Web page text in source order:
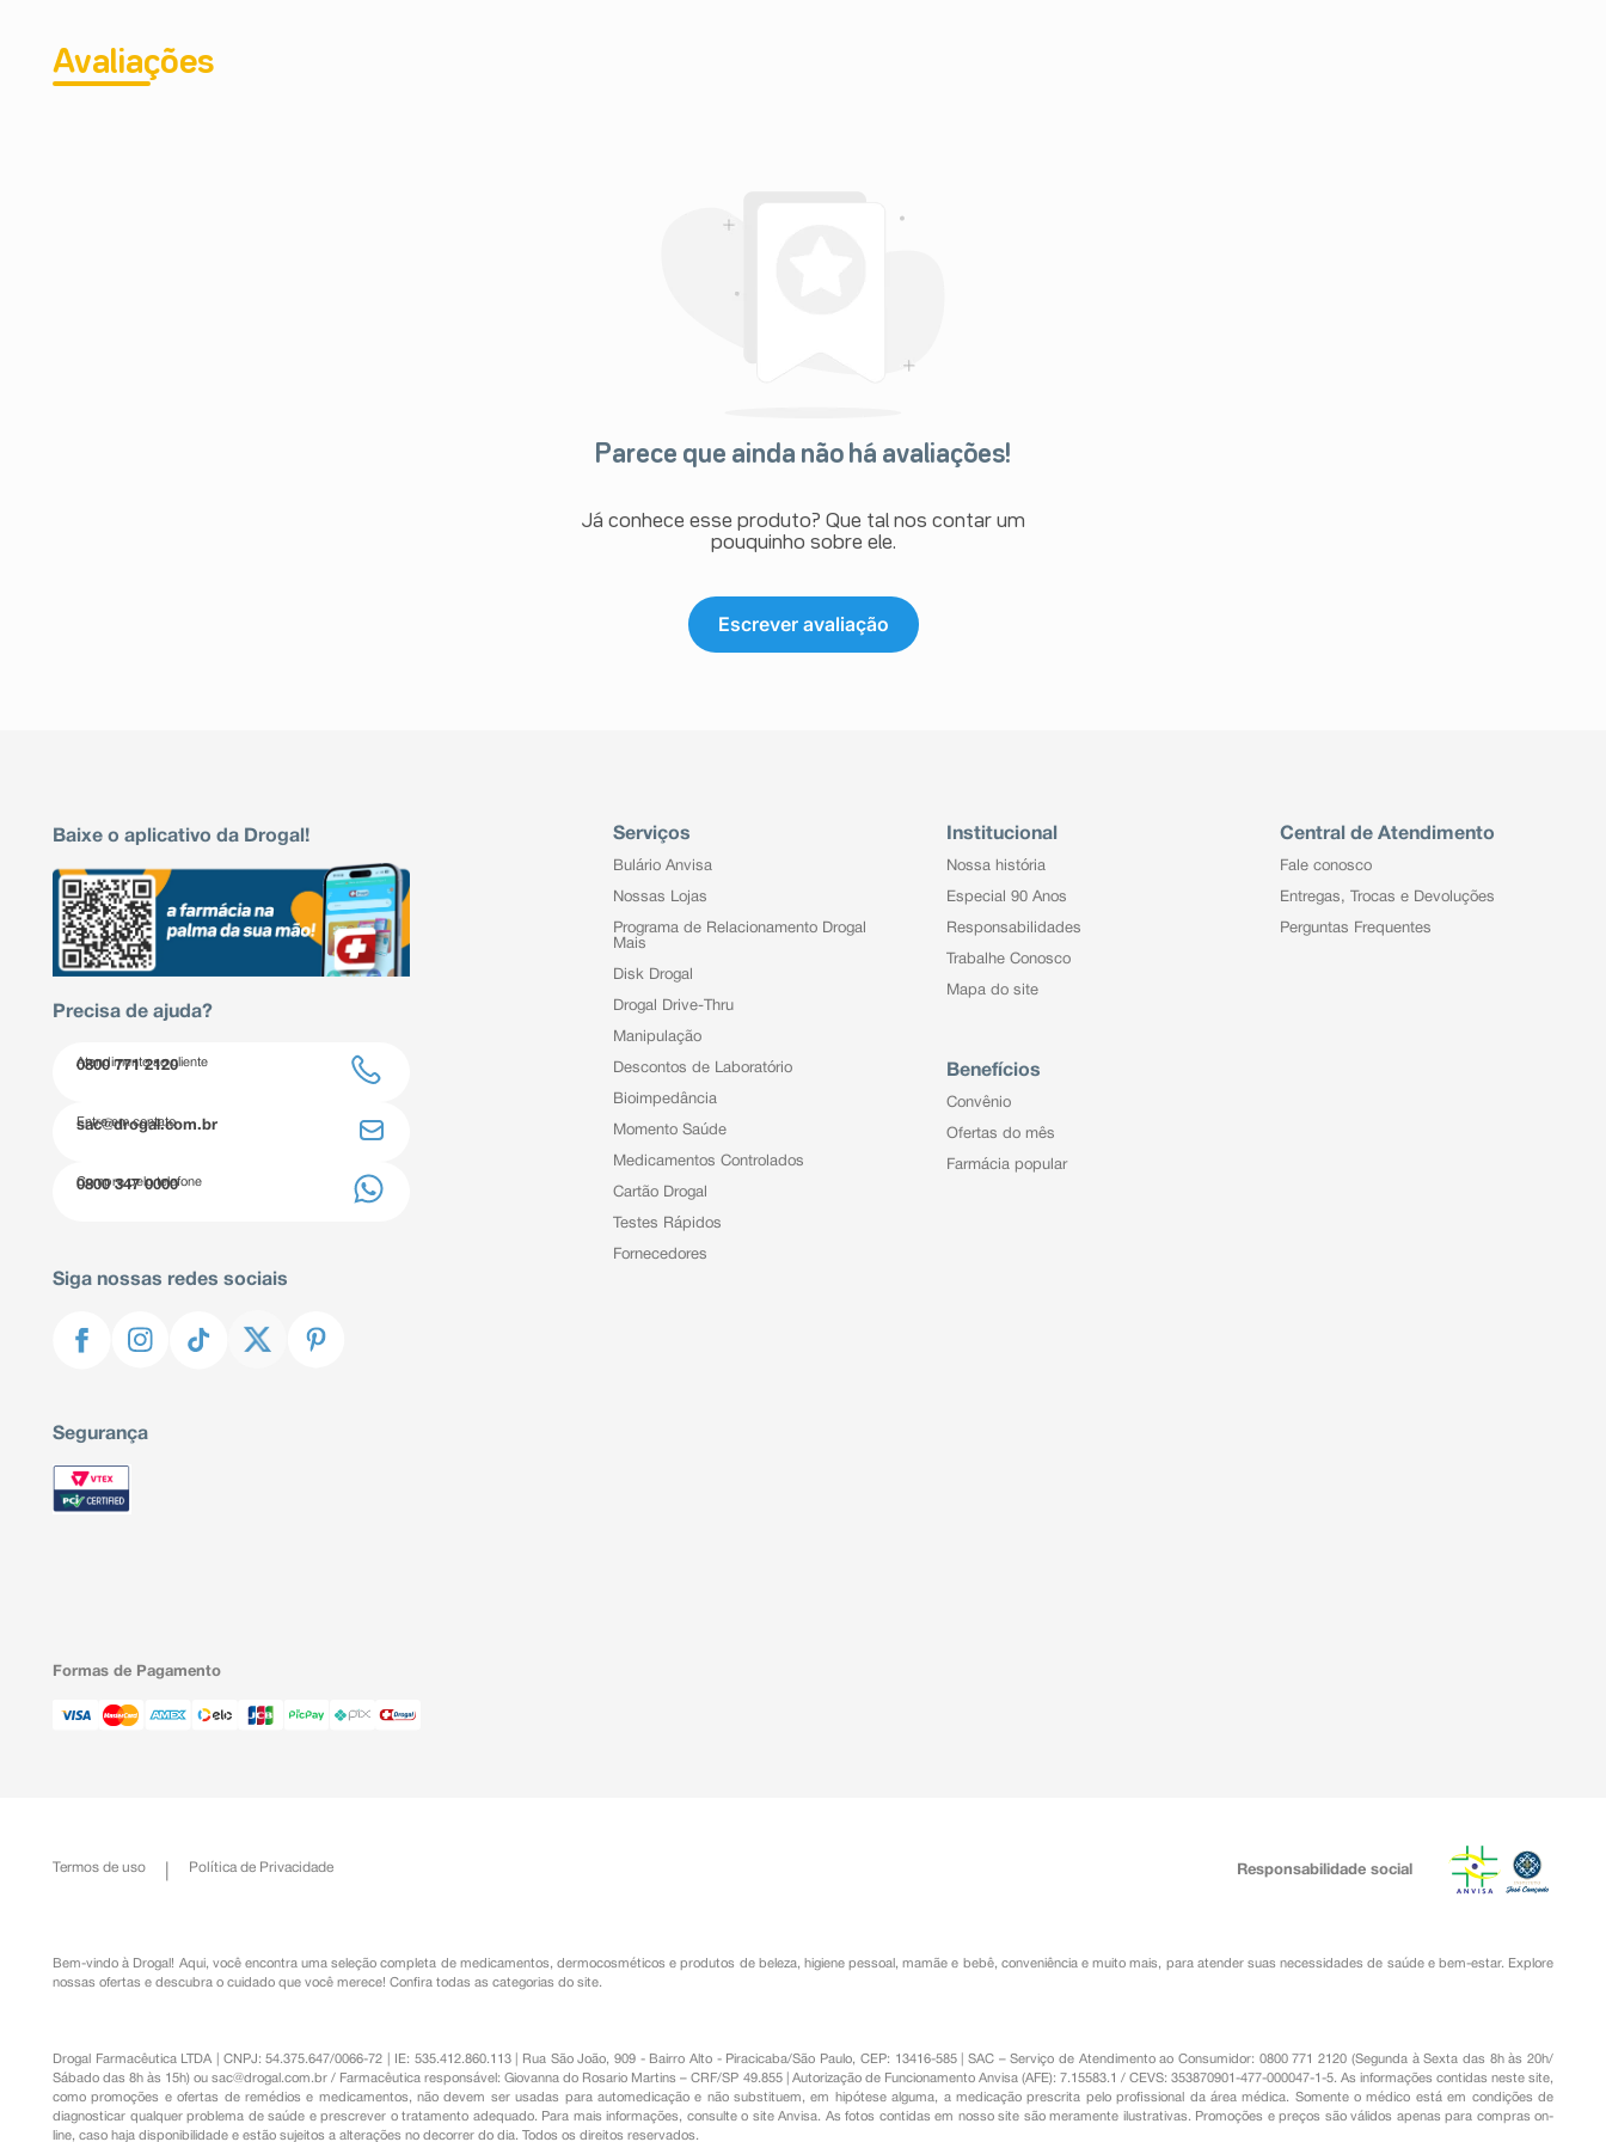
Avaliações
Parece que ainda não há avaliações!
Já conhece esse produto? Que tal nos contar um
pouquinho sobre ele.
Escrever avaliação
Baixe o aplicativo da Drogal!
Precisa de ajuda?
Atendimento ao cliente
0800 771 2120
Entre em contato
sac@drogal.com.br
Compre pelo telefone
0800 347 0000
Siga nossas redes sociais
Segurança
Serviços
Bulário Anvisa
Nossas Lojas
Programa de Relacionamento Drogal
Mais
Disk Drogal
Drogal Drive-Thru
Manipulação
Descontos de Laboratório
Bioimpedância
Momento Saúde
Medicamentos Controlados
Cartão Drogal
Testes Rápidos
Fornecedores
Institucional
Nossa história
Especial 90 Anos
Responsabilidades
Trabalhe Conosco
Mapa do site
Benefícios
Convênio
Ofertas do mês
Farmácia popular
Central de Atendimento
Fale conosco
Entregas, Trocas e Devoluções
Perguntas Frequentes
Formas de Pagamento
Termos de uso Política de Privacidade Responsabilidade social
Bem-vindo à Drogal! Aqui, você encontra uma seleção completa de medicamentos ,dermocosméticos e produtos de beleza, higiene pessoal ,mamãe e bebê, conveniênciae muito mais, para atender suas necessidades de saúde e bem-estar. Explore
nossas ofertas e descubra o cuidado que você merece! Confira todas as categorias do site.
Drogal Farmacêutica LTDA | CNPJ: 54.375.647/0066-72 | IE: 535.412.860.113 | Rua São João, 909 - Bairro Alto - Piracicaba/São Paulo, CEP: 13416-585 | SAC – Serviço de Atendimento ao Consumidor: 0800 771 2120 (Segunda à Sexta das 8h às 20h/
Sábado das 8h às 15h) ousac@drogal.com.br / Farmacêutica responsável: Giovanna do Rosario Martins – CRF/SP 49.855 | Autorização de Funcionamento Anvisa (AFE): 7.15583.1 / CEVS: 353870901-477-000047-1-5. As informações contidas neste site,
como promoções e ofertas de remédios e medicamentos, não devem ser usadas para automedicação e não substituem, em hipótese alguma, a medicação prescrita pelo profissional da área médica. Somente o médico está em condições de
diagnosticar qualquer problema de saúde e prescrever o tratamento adequado. Para mais informações, consulte o site Anvisa. As fotos contidas em nosso site são meramente ilustrativas. Promoções e preços são válidos apenas para compras on-
line, caso haja disponibilidade e estão sujeitos a alterações no decorrer do dia. Todos os direitos reservados.